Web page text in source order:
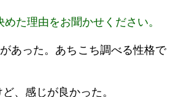
た理由をお聞かせください。
あった。あちこち調べる性格で
、感じが良かった。